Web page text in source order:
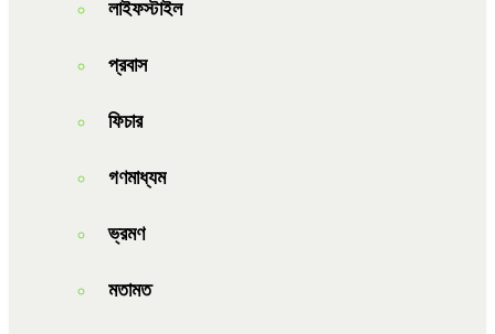
লাইফস্টাইল
প্রবাস
ফিচার
গণমাধ্যম
ভ্রমণ
মতামত